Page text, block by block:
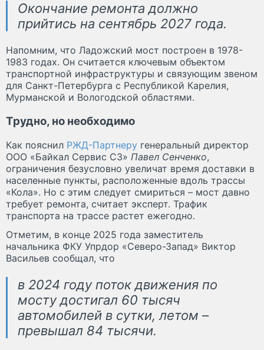
Окончание ремонта должно
прийтись на сентябрь 2027 года.
Напомним, что Ладожский мост построен в 1978-
1983 годах. Он считается ключевым объектом
транспортной инфраструктуры и связующим звеном
для Санкт-Петербурга с Республикой Карелия,
Мурманской и Вологодской областями.
Трудно, но необходимо
Как пояснил РЖД-Партнеру генеральный директор
ООО «Байкал Сервис СЗ» Павел Сенченко,
ограничения безусловно увеличат время доставки в
населенные пункты, расположенные вдоль трассы
«Кола». Но с этим следует смириться – мост давно
требует ремонта, считает эксперт. Трафик
транспорта на трассе растет ежегодно.
Отметим, в конце 2025 года заместитель
начальника ФКУ Упрдор «Северо-Запад» Виктор
Васильев сообщал, что
в 2024 году поток движения по
мосту достигал 60 тысяч
автомобилей в сутки, летом –
превышал 84 тысячи.